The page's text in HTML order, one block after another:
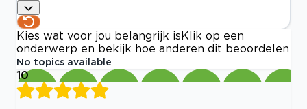
Kies wat voor jou belangrijk is Klik op een
onderwerp en bekijk hoe anderen dit beoordelen
No topics available
10